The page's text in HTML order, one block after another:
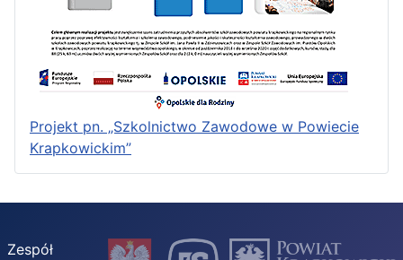
Projekt pn. „Szkolnictwo Zawodowe w Powiecie
Krapkowickim”
Zespół